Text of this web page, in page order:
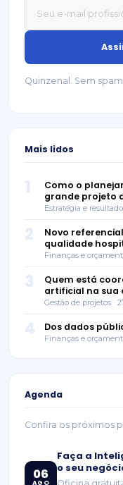
Quinzenal. Sem
Mais lidos
Como o
grande projeto
Estratégia e
Novo
qualidade
Finanças e
Quem está
artificial na sua
Gestão de projetos ·
Dos dados
Finanças e
Agenda
Confira os próximos
06
AGO
Faça a
o seu